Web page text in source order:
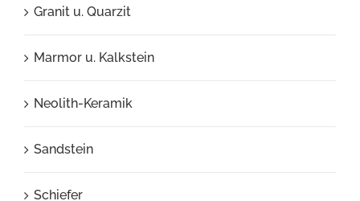
Granit u. Quarzit
Marmor u. Kalkstein
Neolith-Keramik
Sandstein
Schiefer